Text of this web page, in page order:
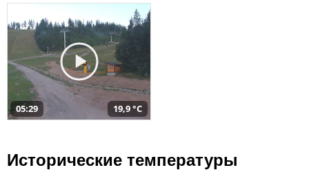
05:29 19,9 °C
Исторические температуры